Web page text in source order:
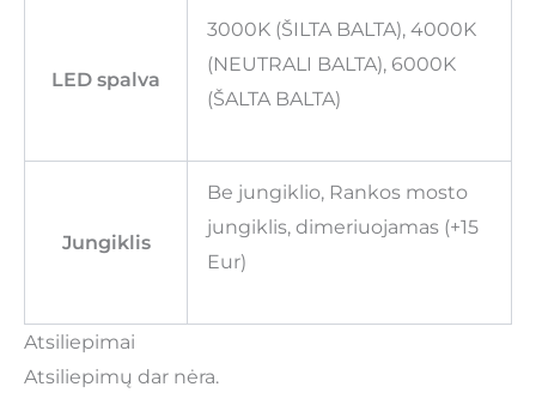
LED spalva
3000K (ŠILTA BALTA), 4000K
(NEUTRALI BALTA), 6000K
(ŠALTA BALTA)
Jungiklis
Be jungiklio, Rankos mosto
jungiklis, dimeriuojamas (+15
Eur)
Atsiliepimai
Atsiliepimų dar nėra.